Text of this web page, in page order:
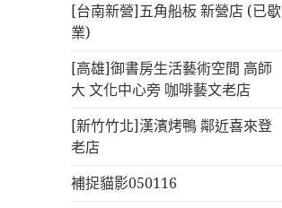
[台南新營]五角船板 新營店 (已歇
業)
[高雄]御書房生活藝術空間 高師
大 文化中心旁 咖啡藝文老店
[新竹竹北]漢濱烤鴨 鄰近喜來登
老店
補捉貓影050116